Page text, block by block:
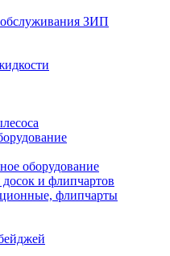
ЗИП
оборудование
и флипчартов
флипчарты